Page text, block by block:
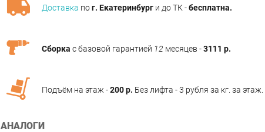
Доставка пог. Екатеринбург и до ТК -бесплатна.
Сборка с базовой гарантией 12 месяцев -3111 р.
Подъём на этаж -200 р. Без лифта - 3 рубля за кг. за этаж.
АНАЛОГИ